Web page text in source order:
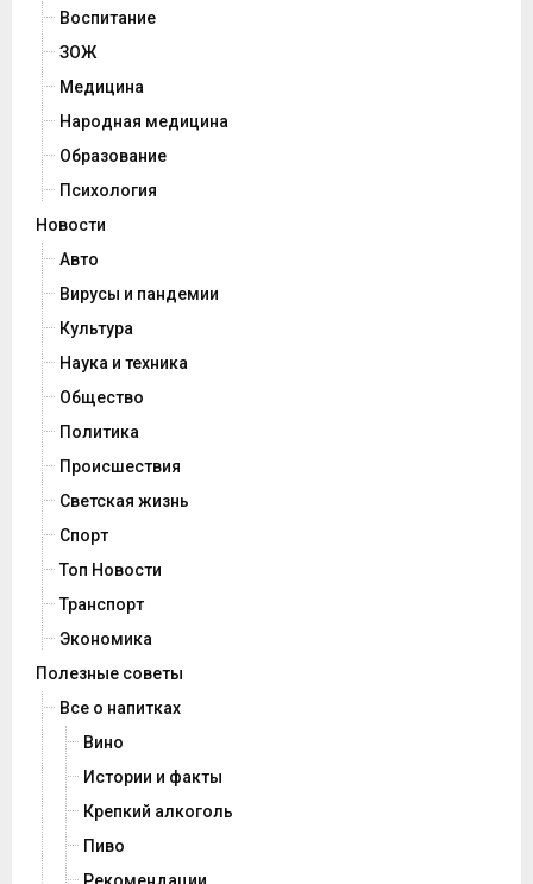
Воспитание
ЗОЖ
Медицина
Народная медицина
Образование
Психология
Новости
Авто
Вирусы и пандемии
Культура
Наука и техника
Общество
Политика
Происшествия
Светская жизнь
Спорт
Топ Новости
Транспорт
Экономика
Полезные советы
Все о напитках
Вино
Истории и факты
Крепкий алкоголь
Пиво